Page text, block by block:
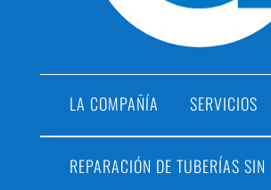
LA COMPAÑÍA SERVICIOS
REPARACIÓN DE TUBERÍAS SIN